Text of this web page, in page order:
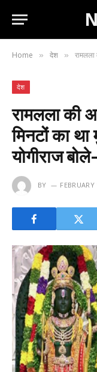
Home » देश » रामलला की
देश
रामलला की
मिनटों का था
योगीराज
BY